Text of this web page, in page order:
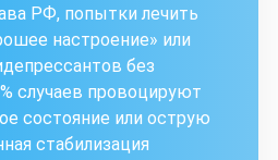
РФ, попытки лечить
настроение» или
без
случаев провоцируют
состояние или острую
стабилизация